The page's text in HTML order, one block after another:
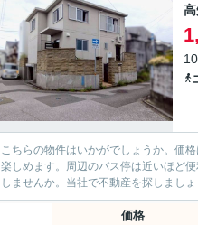
こちらの物件はいかがでしょうか。価
楽しめます。周辺のバス停は近いほど
しませんか。当社で不動産を探しまし
価格